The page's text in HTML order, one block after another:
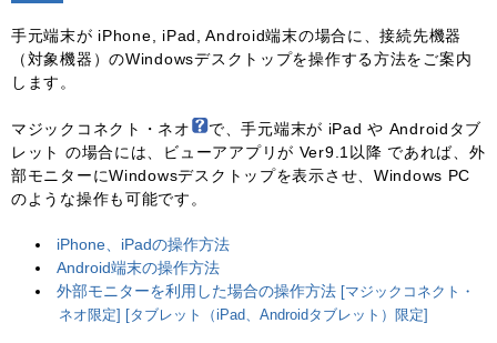
手元端末が iPhone, iPad, Android端末の場合に、接続先機器
（対象機器）のWindowsデスクトップを操作する方法をご案内
します。
マジックコネクト・ネオ
で、手元端末が iPad や Androidタブ
レット の場合には、ビューアアプリが Ver9.1以降 であれば、外
部モニターにWindowsデスクトップを表示させ、Windows PC
のような操作も可能です。
iPhone、iPadの操作方法
Android端末の操作方法
外部モニターを利用した場合の操作方法 [マジックコネクト・
ネオ限定] [タブレット（iPad、Androidタブレット）限定]